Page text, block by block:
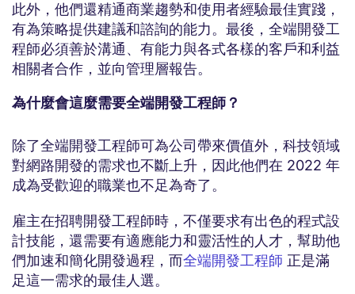
此外，他們還精通商業趨勢和使用者經驗最佳實踐，
有為策略提供建議和諮詢的能力。最後，全端開發工
程師必須善於溝通、有能力與各式各樣的客戶和利益
相關者合作，並向管理層報告。
為什麼會這麼需要全端開發工程師？
除了全端開發工程師可為公司帶來價值外，科技領域
對網路開發的需求也不斷上升，因此他們在 2022 年
成為受歡迎的職業也不足為奇了。
雇主在招聘開發工程師時，不僅要求有出色的程式設
計技能，還需要有適應能力和靈活性的人才，幫助他
們加速和簡化開發過程，而全端開發工程師 正是滿
足這一需求的最佳人選。